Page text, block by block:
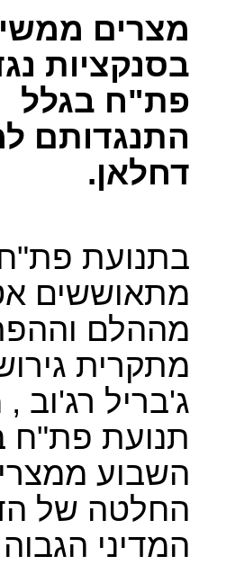
מצרים
בסנקציות
פת"ח בגלל
התנגדותם
דחלאן.
בתנועת
מתאוששים
מההלם
מתקרית
ג'בריל רג'וב
תנועת פת"ח
השבוע
החלטה של
המדיני